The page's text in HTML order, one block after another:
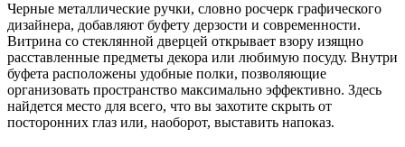
Черные металлические ручки, словно росчерк графического
дизайнера, добавляют буфету дерзости и современности.
Витрина со стеклянной дверцей открывает взору изящно
расставленные предметы декора или любимую посуду. Внутри
буфета расположены удобные полки, позволяющие
организовать пространство максимально эффективно. Здесь
найдется место для всего, что вы захотите скрыть от
посторонних глаз или, наоборот, выставить напоказ.